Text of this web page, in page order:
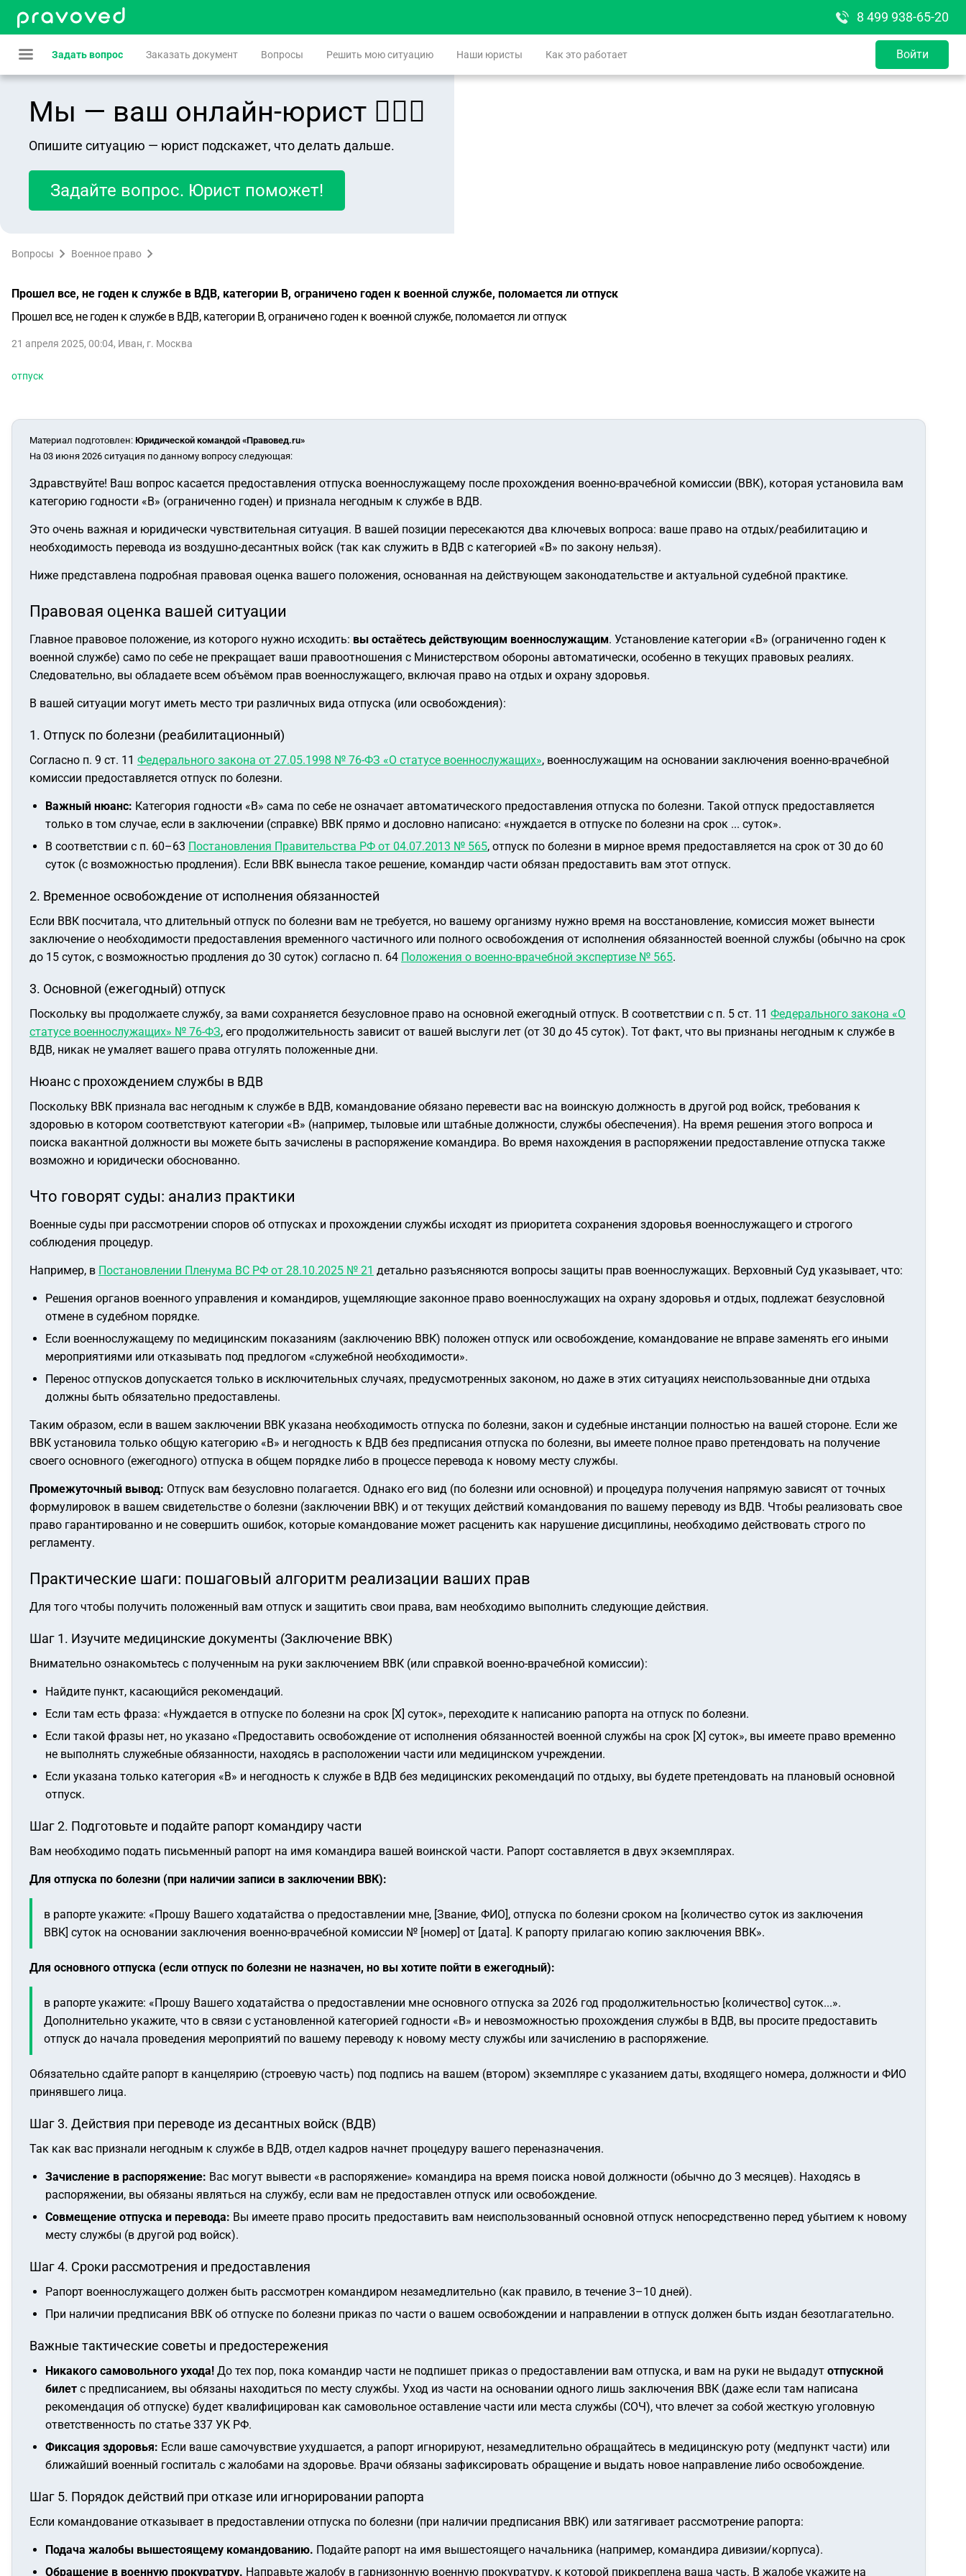
8 499 938-65-20
Задать вопрос Заказать документ Вопросы Решить мою ситуацию Наши юристы Как это работает Войти
Мы — ваш онлайн-юрист 👨🏻‍⚖️
Опишите ситуацию — юрист подскажет, что делать дальше.
Задайте вопрос. Юрист поможет!
Вопросы Военное право
Прошел все, не годен к службе в ВДВ, категории В, ограничено годен к военной службе, поломается ли отпуск
Прошел все, не годен к службе в ВДВ, категории В, ограничено годен к военной службе, поломается ли отпуск
21 апреля 2025, 00:04, Иван, г. Москва
отпуск
Материал подготовлен: Юридической командой «Правовед.ru»
На 03 июня 2026 ситуация по данному вопросу следующая:
Здравствуйте! Ваш вопрос касается предоставления отпуска военнослужащему после прохождения военно-врачебной комиссии (ВВК), которая установила вам
категорию годности «В» (ограниченно годен) и признала негодным к службе в ВДВ.
Это очень важная и юридически чувствительная ситуация. В вашей позиции пересекаются два ключевых вопроса: ваше право на отдых/реабилитацию и
необходимость перевода из воздушно-десантных войск (так как служить в ВДВ с категорией «В» по закону нельзя).
Ниже представлена подробная правовая оценка вашего положения, основанная на действующем законодательстве и актуальной судебной практике.
Правовая оценка вашей ситуации
Главное правовое положение, из которого нужно исходить: вы остаётесь действующим военнослужащим. Установление категории «В» (ограниченно годен к
военной службе) само по себе не прекращает ваши правоотношения с Министерством обороны автоматически, особенно в текущих правовых реалиях.
Следовательно, вы обладаете всем объёмом прав военнослужащего, включая право на отдых и охрану здоровья.
В вашей ситуации могут иметь место три различных вида отпуска (или освобождения):
1. Отпуск по болезни (реабилитационный)
Согласно п. 9 ст. 11 Федерального закона от 27.05.1998 № 76-ФЗ «О статусе военнослужащих», военнослужащим на основании заключения военно-врачебной
комиссии предоставляется отпуск по болезни.
Важный нюанс: Категория годности «В» сама по себе не означает автоматического предоставления отпуска по болезни. Такой отпуск предоставляется
только в том случае, если в заключении (справке) ВВК прямо и дословно написано: «нуждается в отпуске по болезни на срок ... суток».
В соответствии с п. 60–63 Постановления Правительства РФ от 04.07.2013 № 565, отпуск по болезни в мирное время предоставляется на срок от 30 до 60
суток (с возможностью продления). Если ВВК вынесла такое решение, командир части обязан предоставить вам этот отпуск.
2. Временное освобождение от исполнения обязанностей
Если ВВК посчитала, что длительный отпуск по болезни вам не требуется, но вашему организму нужно время на восстановление, комиссия может вынести
заключение о необходимости предоставления временного частичного или полного освобождения от исполнения обязанностей военной службы (обычно на срок
до 15 суток, с возможностью продления до 30 суток) согласно п. 64 Положения о военно-врачебной экспертизе № 565.
3. Основной (ежегодный) отпуск
Поскольку вы продолжаете службу, за вами сохраняется безусловное право на основной ежегодный отпуск. В соответствии с п. 5 ст. 11 Федерального закона «О
статусе военнослужащих» № 76-ФЗ, его продолжительность зависит от вашей выслуги лет (от 30 до 45 суток). Тот факт, что вы признаны негодным к службе в
ВДВ, никак не умаляет вашего права отгулять положенные дни.
Нюанс с прохождением службы в ВДВ
Поскольку ВВК признала вас негодным к службе в ВДВ, командование обязано перевести вас на воинскую должность в другой род войск, требования к
здоровью в котором соответствуют категории «В» (например, тыловые или штабные должности, службы обеспечения). На время решения этого вопроса и
поиска вакантной должности вы можете быть зачислены в распоряжение командира. Во время нахождения в распоряжении предоставление отпуска также
возможно и юридически обоснованно.
Что говорят суды: анализ практики
Военные суды при рассмотрении споров об отпусках и прохождении службы исходят из приоритета сохранения здоровья военнослужащего и строгого
соблюдения процедур.
Например, в Постановлении Пленума ВС РФ от 28.10.2025 № 21 детально разъясняются вопросы защиты прав военнослужащих. Верховный Суд указывает, что:
Решения органов военного управления и командиров, ущемляющие законное право военнослужащих на охрану здоровья и отдых, подлежат безусловной
отмене в судебном порядке.
Если военнослужащему по медицинским показаниям (заключению ВВК) положен отпуск или освобождение, командование не вправе заменять его иными
мероприятиями или отказывать под предлогом «служебной необходимости».
Перенос отпусков допускается только в исключительных случаях, предусмотренных законом, но даже в этих ситуациях неиспользованные дни отдыха
должны быть обязательно предоставлены.
Таким образом, если в вашем заключении ВВК указана необходимость отпуска по болезни, закон и судебные инстанции полностью на вашей стороне. Если же
ВВК установила только общую категорию «В» и негодность к ВДВ без предписания отпуска по болезни, вы имеете полное право претендовать на получение
своего основного (ежегодного) отпуска в общем порядке либо в процессе перевода к новому месту службы.
Промежуточный вывод: Отпуск вам безусловно полагается. Однако его вид (по болезни или основной) и процедура получения напрямую зависят от точных
формулировок в вашем свидетельстве о болезни (заключении ВВК) и от текущих действий командования по вашему переводу из ВДВ. Чтобы реализовать свое
право гарантированно и не совершить ошибок, которые командование может расценить как нарушение дисциплины, необходимо действовать строго по
регламенту.
Практические шаги: пошаговый алгоритм реализации ваших прав
Для того чтобы получить положенный вам отпуск и защитить свои права, вам необходимо выполнить следующие действия.
Шаг 1. Изучите медицинские документы (Заключение ВВК)
Внимательно ознакомьтесь с полученным на руки заключением ВВК (или справкой военно-врачебной комиссии):
Найдите пункт, касающийся рекомендаций.
Если там есть фраза: «Нуждается в отпуске по болезни на срок [X] суток», переходите к написанию рапорта на отпуск по болезни.
Если такой фразы нет, но указано «Предоставить освобождение от исполнения обязанностей военной службы на срок [X] суток», вы имеете право временно
не выполнять служебные обязанности, находясь в расположении части или медицинском учреждении.
Если указана только категория «В» и негодность к службе в ВДВ без медицинских рекомендаций по отдыху, вы будете претендовать на плановый основной
отпуск.
Шаг 2. Подготовьте и подайте рапорт командиру части
Вам необходимо подать письменный рапорт на имя командира вашей воинской части. Рапорт составляется в двух экземплярах.
Для отпуска по болезни (при наличии записи в заключении ВВК):
в рапорте укажите: «Прошу Вашего ходатайства о предоставлении мне, [Звание, ФИО], отпуска по болезни сроком на [количество суток из заключения
ВВК] суток на основании заключения военно-врачебной комиссии № [номер] от [дата]. К рапорту прилагаю копию заключения ВВК».
Для основного отпуска (если отпуск по болезни не назначен, но вы хотите пойти в ежегодный):
в рапорте укажите: «Прошу Вашего ходатайства о предоставлении мне основного отпуска за 2026 год продолжительностью [количество] суток...».
Дополнительно укажите, что в связи с установленной категорией годности «В» и невозможностью прохождения службы в ВДВ, вы просите предоставить
отпуск до начала проведения мероприятий по вашему переводу к новому месту службы или зачислению в распоряжение.
Обязательно сдайте рапорт в канцелярию (строевую часть) под подпись на вашем (втором) экземпляре с указанием даты, входящего номера, должности и ФИО
принявшего лица.
Шаг 3. Действия при переводе из десантных войск (ВДВ)
Так как вас признали негодным к службе в ВДВ, отдел кадров начнет процедуру вашего переназначения.
Зачисление в распоряжение: Вас могут вывести «в распоряжение» командира на время поиска новой должности (обычно до 3 месяцев). Находясь в
распоряжении, вы обязаны являться на службу, если вам не предоставлен отпуск или освобождение.
Совмещение отпуска и перевода: Вы имеете право просить предоставить вам неиспользованный основной отпуск непосредственно перед убытием к новому
месту службы (в другой род войск).
Шаг 4. Сроки рассмотрения и предоставления
Рапорт военнослужащего должен быть рассмотрен командиром незамедлительно (как правило, в течение 3–10 дней).
При наличии предписания ВВК об отпуске по болезни приказ по части о вашем освобождении и направлении в отпуск должен быть издан безотлагательно.
Важные тактические советы и предостережения
Никакого самовольного ухода! До тех пор, пока командир части не подпишет приказ о предоставлении вам отпуска, и вам на руки не выдадут отпускной
билет с предписанием, вы обязаны находиться по месту службы. Уход из части на основании одного лишь заключения ВВК (даже если там написана
рекомендация об отпуске) будет квалифицирован как самовольное оставление части или места службы (СОЧ), что влечет за собой жесткую уголовную
ответственность по статье 337 УК РФ.
Фиксация здоровья: Если ваше самочувствие ухудшается, а рапорт игнорируют, незамедлительно обращайтесь в медицинскую роту (медпункт части) или
ближайший военный госпиталь с жалобами на здоровье. Врачи обязаны зафиксировать обращение и выдать новое направление либо освобождение.
Шаг 5. Порядок действий при отказе или игнорировании рапорта
Если командование отказывает в предоставлении отпуска по болезни (при наличии предписания ВВК) или затягивает рассмотрение рапорта:
Подача жалобы вышестоящему командованию. Подайте рапорт на имя вышестоящего начальника (например, командира дивизии/корпуса).
Обращение в военную прокуратуру. Направьте жалобу в гарнизонную военную прокуратуру, к которой прикреплена ваша часть. В жалобе укажите на